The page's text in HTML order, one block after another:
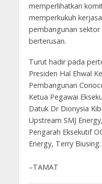
memperlihatkan
memperkukuh
pembangunan
berterusan.
Turut hadir pada
Presiden Hal Ehwal
Pembangunan
Ketua Pegawai
Datuk Dr Dionysia
Upstream SMJ
Pengarah Eksekutif
Energy, Terry Biusing.
–TAMAT